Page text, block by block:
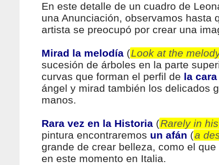
En este detalle de un cuadro de
una Anunciación, observamos hasta
artista se preocupó por crear una
Mirad la melodía (Look at the
sucesión de árboles en la parte
curvas que forman el perfil de la cara
ángel y mirad también los delicados
manos.
Rara vez en la Historia (Rarely in
pintura encontraremos un afán (a
grande de crear belleza, como el
en este momento en Italia.